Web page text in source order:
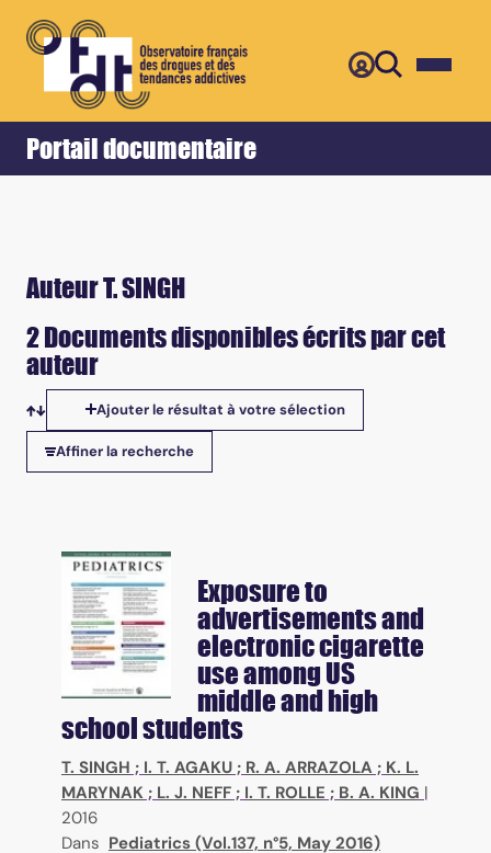
Portail documentaire
Accueil Retour
Auteur T. SINGH
2 Documents disponibles écrits par cet
auteur
Tris disponibles
Ajouter le résultat à votre sélection
Affiner la recherche
Exposure to
advertisements and
electronic cigarette
use among US
middle and high
school students
T. SINGH ; I. T. AGAKU ; R. A. ARRAZOLA ; K. L.
MARYNAK ; L. J. NEFF ; I. T. ROLLE ; B. A. KING |
2016
Dans Pediatrics (Vol.137, n°5, May 2016)